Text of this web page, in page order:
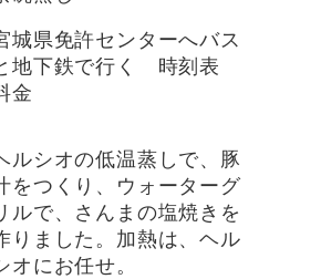
城県免許センターへバス
地下鉄で行く 時刻表
金
ルシオの低温蒸しで、豚
をつくり、ウォーターグ
ルで、さんまの塩焼きを
りました。加熱は、ヘル
オにお任せ。